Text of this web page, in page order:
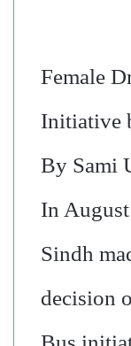
Female
Initiative
By Sami
In
Sindh
decision